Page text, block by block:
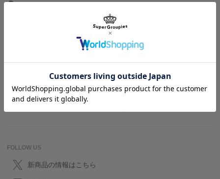
ヘルプ＆ガイド
SuperGroupiesとは？
よくある質問
FOLLOW US
新商品の情報はこちら